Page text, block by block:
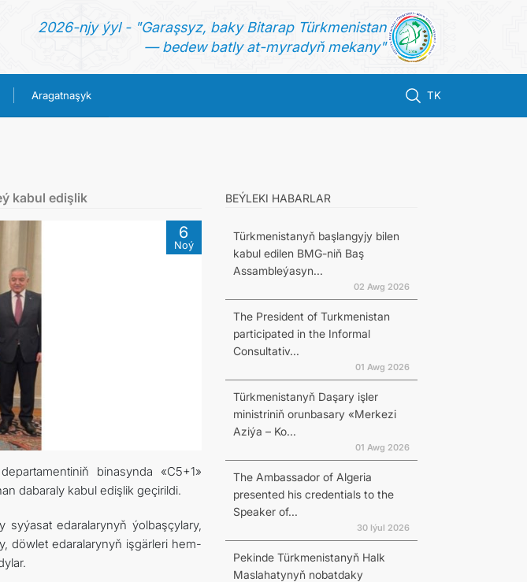
2026-njy ýyl - "Garaşsyz, baky Bitarap Türkmenistan
— bedew batly at-myradyň mekany"
Aragatnaşyk TK
kabul edişlik
6
Noý
binasynda «C5+1»
dabaraly kabul edişlik geçirildi.
syýasat edaralarynyň ýolbaşçylary,
döwlet edaralarynyň işgärleri hem-
BEÝLEKI HABARLAR
Türkmenistanyň başlangyjy bilen
kabul edilen BMG-niň Baş
Assambleýasyn...
02 Awg 2026
The President of Turkmenistan
participated in the Informal
Consultativ...
01 Awg 2026
Türkmenistanyň Daşary işler
ministriniň orunbasary «Merkezi
Aziýa – Ko...
01 Awg 2026
The Ambassador of Algeria
presented his credentials to the
Speaker of...
30 Iýul 2026
Pekinde Türkmenistanyň Halk
Maslahatynyň nobatdaky